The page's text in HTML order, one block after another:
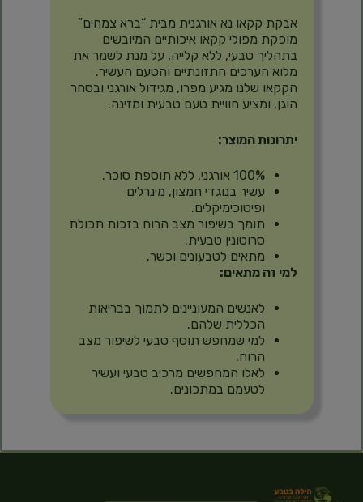
אבקת קקאו נא אורגנית מבית “ברא צמחים”
מופקת מפולי קקאו איכותיים המיובשים
בתהליך טבעי, ללא קלייה, על מנת לשמר את
מלוא הערכים התזונתיים והטעם העשיר.
הקקאו שלנו מגיע מפרו, מגידול אורגני ובסחר
הוגן, ומציע חוויית טעם טבעית ומזינה.
יתרונות המוצר:
100% אורגני, ללא תוספת סוכר.
עשיר בנוגדי חמצון, מינרלים
ופיטוכימיקלים.
תומך בשיפור מצב הרוח בזכות תכולת
סרוטונין טבעית.
מתאים לטבעונים וכשר.
למי זה מתאים:
לאנשים המעוניינים לתמוך בבריאות
הכללית שלהם.
למי שמחפש תוסף טבעי לשיפור מצב
הרוח.
לאלו המחפשים מרכיב טבעי ועשיר
לטעמם במתכונים.